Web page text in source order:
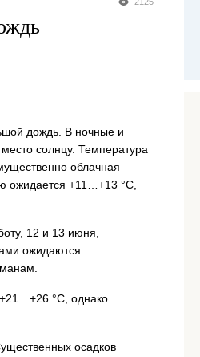
дождь. В ночные и
солнцу. Температура
облачная
ожидается +11…+13 °C,
12 и 13 июня,
ожидаются
°C, однако
осадков